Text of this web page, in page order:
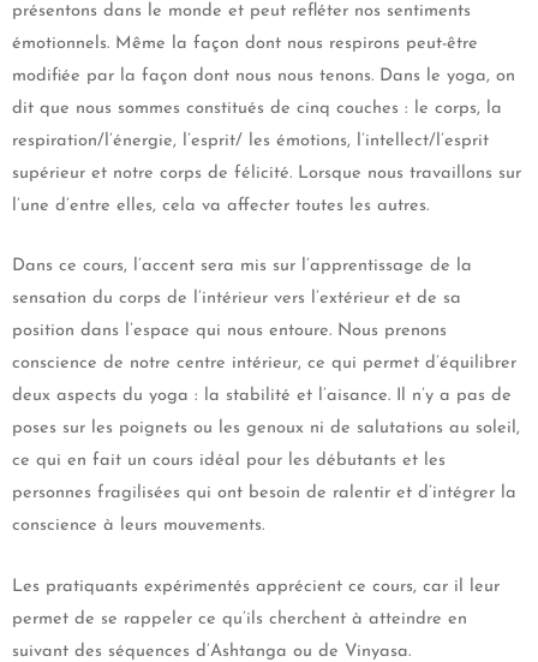
présentons dans le monde et peut refléter nos sentiments
émotionnels. Même la façon dont nous respirons peut-être
modifiée par la façon dont nous nous tenons. Dans le yoga, on
dit que nous sommes constitués de cinq couches : le corps, la
respiration/l’énergie, l’esprit/ les émotions, l’intellect/l’esprit
supérieur et notre corps de félicité. Lorsque nous travaillons sur
l’une d’entre elles, cela va affecter toutes les autres.
Dans ce cours, l’accent sera mis sur l’apprentissage de la
sensation du corps de l’intérieur vers l’extérieur et de sa
position dans l’espace qui nous entoure. Nous prenons
conscience de notre centre intérieur, ce qui permet d’équilibrer
deux aspects du yoga : la stabilité et l’aisance. Il n’y a pas de
poses sur les poignets ou les genoux ni de salutations au soleil,
ce qui en fait un cours idéal pour les débutants et les
personnes fragilisées qui ont besoin de ralentir et d’intégrer la
conscience à leurs mouvements.
Les pratiquants expérimentés apprécient ce cours, car il leur
permet de se rappeler ce qu’ils cherchent à atteindre en
suivant des séquences d’Ashtanga ou de Vinyasa.